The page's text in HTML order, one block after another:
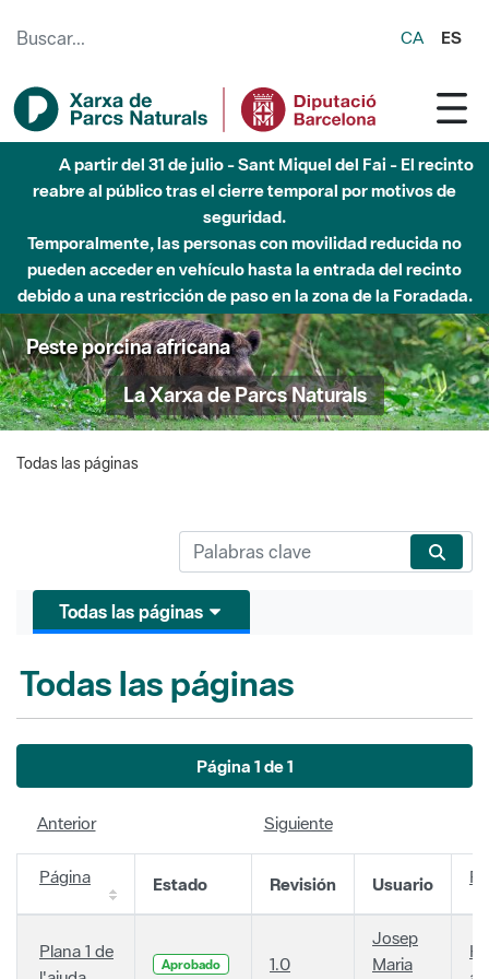
CA ES
A partir del 31 de julio - Sant Miquel del Fai - El recinto
reabre al público tras el cierre temporal por motivos de
seguridad.
Temporalmente, las personas con movilidad reducida no
pueden acceder en vehículo hasta la entrada del recinto
debido a una restricción de paso en la zona de la Foradada.
Peste porcina africana
La Xarxa de Parcs Naturals
Todas las páginas
Todas las páginas
Todas las páginas
Página 1 de 1
Anterior Siguiente
Página Estado Revisión Usuario
Plana 1 de
Aprobado 1.0
Josep
Maria